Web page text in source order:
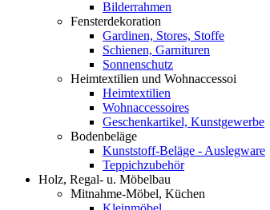
Bilderrahmen
Fensterdekoration
Gardinen, Stores, Stoffe
Schienen, Garnituren
Sonnenschutz
Heimtextilien und Wohnaccessoi
Heimtextilien
Wohnaccessoires
Geschenkartikel, Kunstgewerbe
Bodenbeläge
Kunststoff-Beläge - Auslegware
Teppichzubehör
Holz, Regal- u. Möbelbau
Mitnahme-Möbel, Küchen